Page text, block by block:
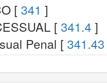
[ 341 ]
[ 341.4 ]
Penal [ 341.43